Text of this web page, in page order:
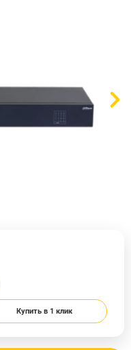
Купить в 1 клик